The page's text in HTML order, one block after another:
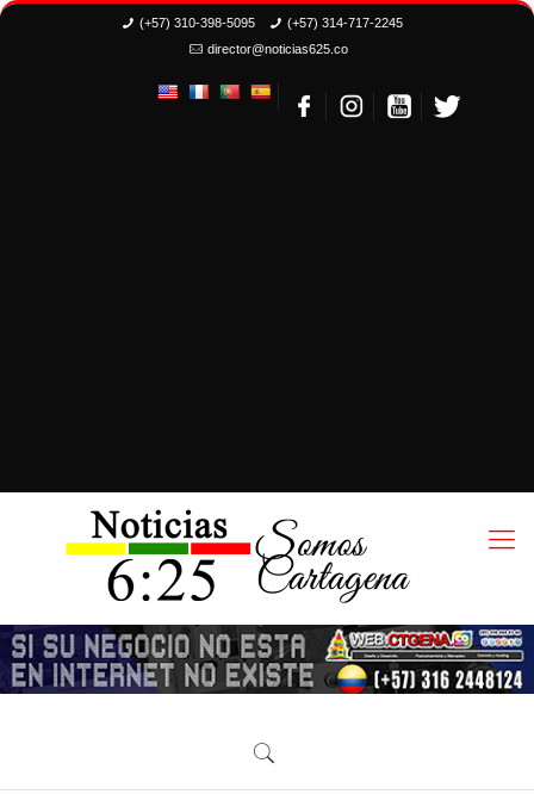
(+57) 310-398-5095
(+57) 314-717-2245
director@noticias625.co